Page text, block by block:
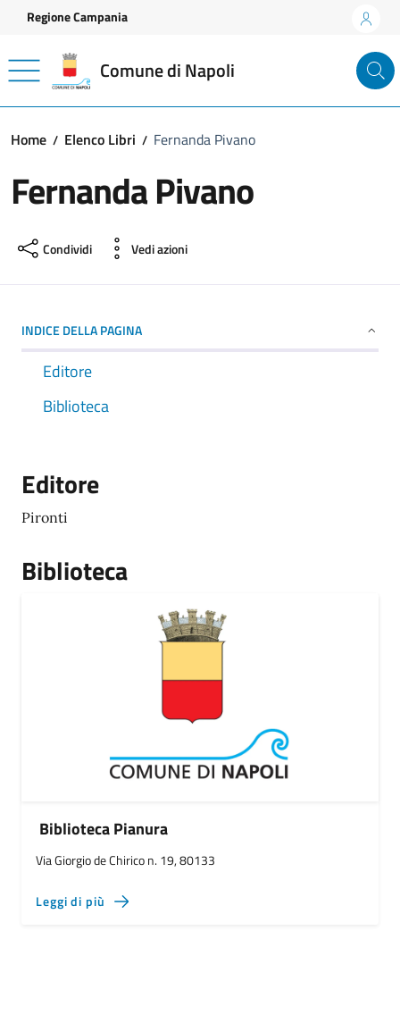
Vai ai contenuti
Vai al footer
Regione Campania
Comune di Napoli
Home Elenco Libri Fernanda Pivano
Fernanda Pivano
Condividi Vedi azioni
INDICE DELLA PAGINA
Editore
Biblioteca
Editore
Pironti
Biblioteca
Biblioteca Pianura
Via Giorgio de Chirico n. 19, 80133
Leggi di più